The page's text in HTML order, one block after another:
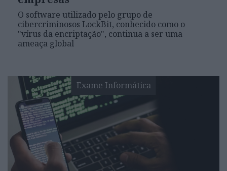
O software utilizado pelo grupo de
cibercriminosos LockBit, conhecido como o
"vírus da encriptação", continua a ser uma
ameaça global
Exame Informática